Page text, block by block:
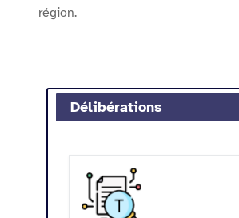
région.
Délibérations